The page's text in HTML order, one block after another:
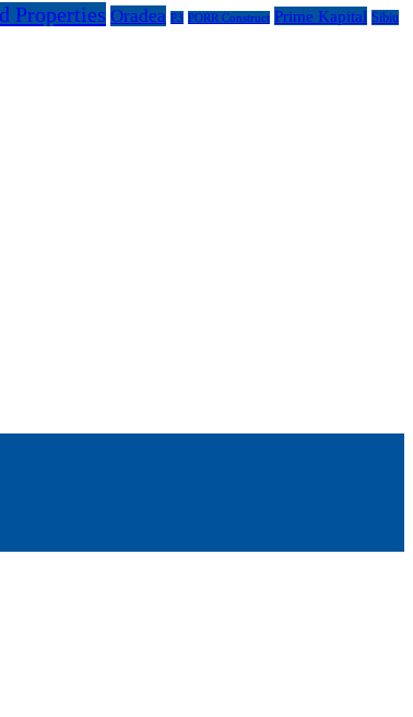
Properties Oradea P3 PORR Construct Prime Kapital Sibiu